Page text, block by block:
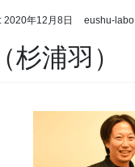
2020年12月8日 eushu-labo
浦羽）